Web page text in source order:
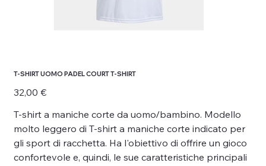
T-SHIRT UOMO PADEL COURT T-SHIRT
Prezzo
32,00 €
T-shirt a maniche corte da uomo/bambino. Modello
molto leggero di T-shirt a maniche corte indicato per
gli sport di racchetta. Ha l'obiettivo di offrire un gioco
confortevole e, quindi, le sue caratteristiche principali